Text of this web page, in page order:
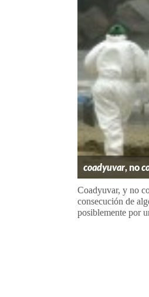
coadyuvar, no
Coadyuvar, y no
consecución de
posiblemente por